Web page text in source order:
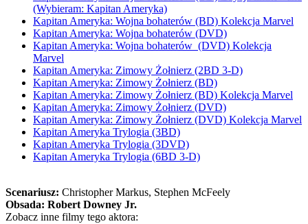
(Wybieram: Kapitan Ameryka)
Kapitan Ameryka: Wojna bohaterów (BD) Kolekcja Marvel
Kapitan Ameryka: Wojna bohaterów (DVD)
Kapitan Ameryka: Wojna bohaterów (DVD) Kolekcja
Marvel
Kapitan Ameryka: Zimowy Żołnierz (2BD 3-D)
Kapitan Ameryka: Zimowy Żołnierz (BD)
Kapitan Ameryka: Zimowy Żołnierz (BD) Kolekcja Marvel
Kapitan Ameryka: Zimowy Żołnierz (DVD)
Kapitan Ameryka: Zimowy Żołnierz (DVD) Kolekcja Marvel
Kapitan Ameryka Trylogia (3BD)
Kapitan Ameryka Trylogia (3DVD)
Kapitan Ameryka Trylogia (6BD 3-D)
Scenariusz: Christopher Markus, Stephen McFeely
Obsada: Robert Downey Jr.
Zobacz inne filmy tego aktora: